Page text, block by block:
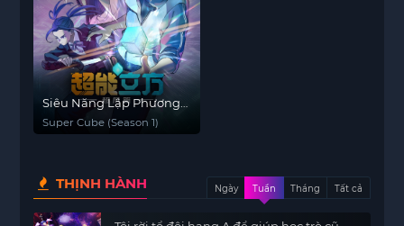
Siêu Năng Lập Phương
(Phần 1)
Super Cube (Season 1)
THỊNH HÀNH Ngày Tuần Tháng Tất cả